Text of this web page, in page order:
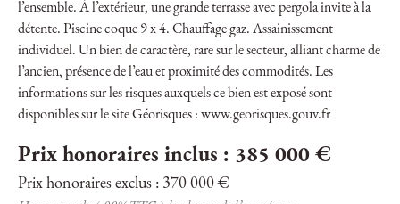
l’ensemble. À l’extérieur, une grande terrasse avec pergola invite à la
détente. Piscine coque 9 x 4. Chauffage gaz. Assainissement
individuel. Un bien de caractère, rare sur le secteur, alliant charme de
l’ancien, présence de l’eau et proximité des commodités. Les
informations sur les risques auxquels ce bien est exposé sont
disponibles sur le site Géorisques : www.georisques.gouv.fr
Prix honoraires inclus : 385 000 €
Prix honoraires exclus : 370 000 €